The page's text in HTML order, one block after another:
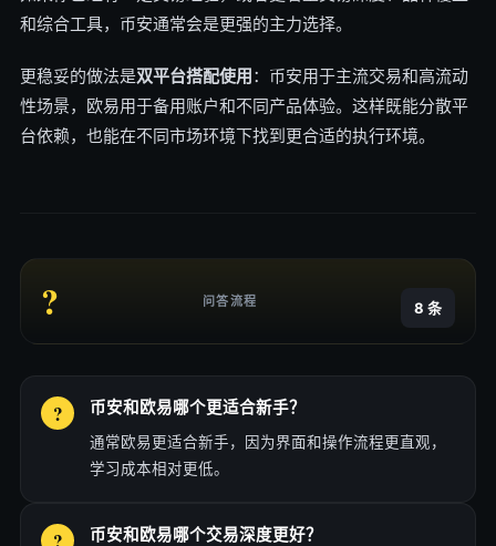
和综合工具，币安通常会是更强的主力选择。
更稳妥的做法是双平台搭配使用：币安用于主流交易和高流动
性场景，欧易用于备用账户和不同产品体验。这样既能分散平
台依赖，也能在不同市场环境下找到更合适的执行环境。
? 问答流程 8 条
币安和欧易哪个更适合新手？
通常欧易更适合新手，因为界面和操作流程更直观，
学习成本相对更低。
币安和欧易哪个交易深度更好？